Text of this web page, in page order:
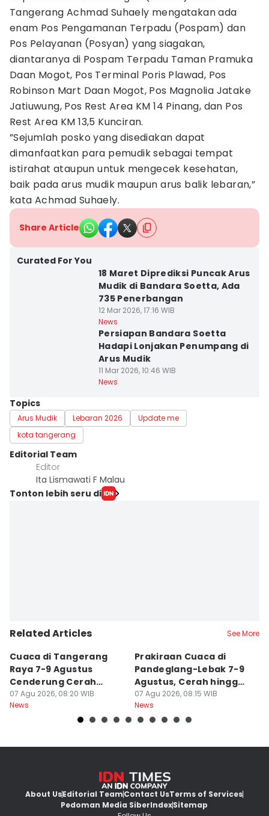
Tangerang Achmad Suhaely mengatakan ada
enam Pos Pengamanan Terpadu (Pospam) dan
Pos Pelayanan (Posyan) yang siagakan,
diantaranya di Pospam Terpadu Taman Pramuka
Daan Mogot, Pos Terminal Poris Plawad, Pos
Robinson Mart Daan Mogot, Pos Magnolia Jatake
Jatiuwung, Pos Rest Area KM 14 Pinang, dan Pos
Rest Area KM 13,5 Kunciran.
”Sejumlah posko yang disediakan dapat
dimanfaatkan para pemudik sebagai tempat
istirahat ataupun untuk mengecek kesehatan,
baik pada arus mudik maupun arus balik lebaran,”
kata Achmad Suhaely.
Share Article
Curated For You
18 Maret Diprediksi Puncak Arus
Mudik di Bandara Soetta, Ada
735 Penerbangan
12 Mar 2026, 17:16 WIB
News
Persiapan Bandara Soetta
Hadapi Lonjakan Penumpang di
Arus Mudik
11 Mar 2026, 10:46 WIB
News
Topics
Arus Mudik Lebaran 2026
Update me
kota tangerang
Editorial Team
Editor
Ita Lismawati F Malau
Tonton lebih seru di
Related Articles See More
Cuaca di Tangerang
Raya 7-9 Agustus
Cenderung Cerah
hingga Berawan
07 Agu 2026, 08:20 WIB
News
Prakiraan Cuaca di
Pandeglang-Lebak 7-9
Agustus, Cerah hingga
Berawan
07 Agu 2026, 08:15 WIB
News
About UsEditorial TeamContact UsTerms of Services
Pedoman Media SiberIndexSitemap